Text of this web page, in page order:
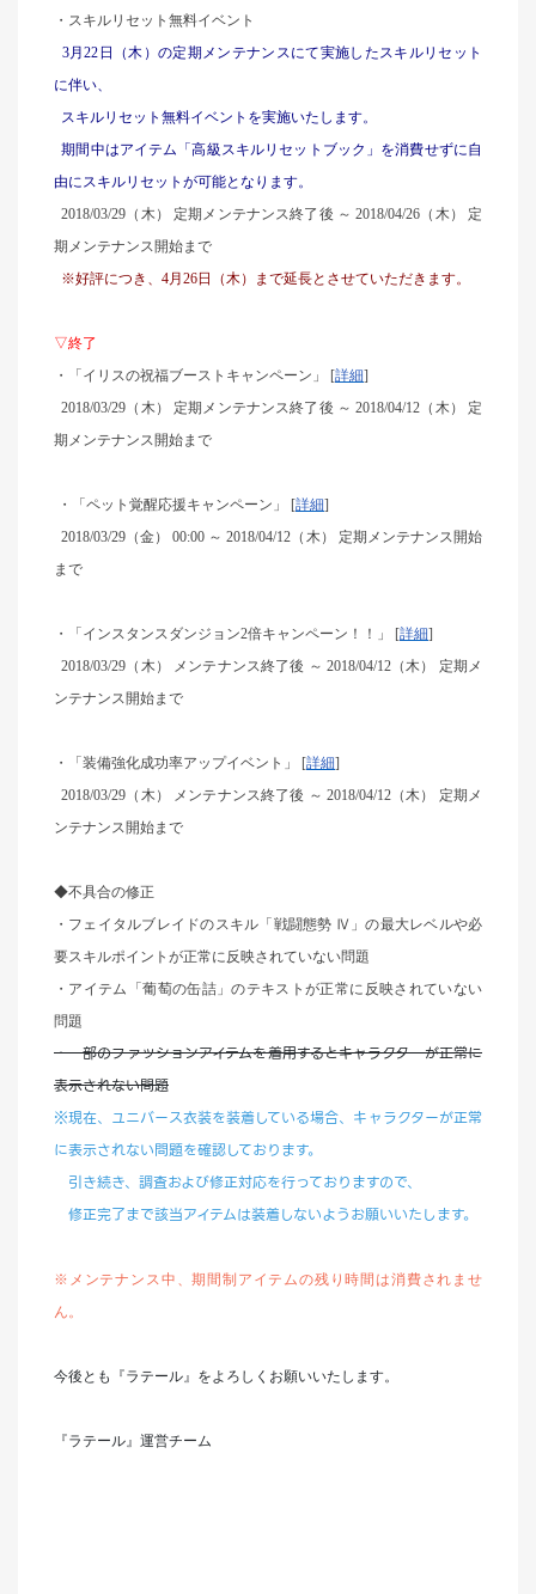
・スキルリセット無料イベント
3月22日（木）の定期メンテナンスにて実施したスキルリセット
に伴い、
スキルリセット無料イベントを実施いたします。
期間中はアイテム「高級スキルリセットブック」を消費せずに自
由にスキルリセットが可能となります。
2018/03/29 （木） 定期メンテナンス終了後 ～ 2018/04/26（木） 定
期メンテナンス開始まで
※好評につき、4月26日（木）まで延長とさせていただきます。
▽終了
・「イリスの祝福ブーストキャンペーン」 [詳細]
2018/03/29 （木） 定期メンテナンス終了後 ～ 2018/04/12（木） 定
期メンテナンス開始まで
・「ペット覚醒応援キャンペーン」 [詳細]
2018/03/29 （金） 00:00 ～ 2018/04/12（木） 定期メンテナンス開始
まで
・「インスタンスダンジョン2倍キャンペーン！！」 [詳細]
2018/03/29 （木） メンテナンス終了後 ～ 2018/04/12（木） 定期メ
ンテナンス開始まで
・「装備強化成功率アップイベント」 [詳細]
2018/03/29 （木） メンテナンス終了後 ～ 2018/04/12（木） 定期メ
ンテナンス開始まで
◆不具合の修正
・フェイタルブレイドのスキル「戦闘態勢 Ⅳ」の最大レベルや必
要スキルポイントが正常に反映されていない問題
・アイテム「葡萄の缶詰」のテキストが正常に反映されていない
問題
・一部のファッションアイテムを着用するとキャラクターが正常に
表示されない問題
※現在、ユニバース衣装を装着している場合、キャラクターが正常
に表示されない問題を確認しております。
引き続き、調査および修正対応を行っておりますので、
修正完了まで該当アイテムは装着しないようお願いいたします。
※ メンテナンス中、期間制アイテムの残り時間は消費されませ
ん。
今後とも『ラテール』をよろしくお願いいたします。
『ラテール』運営チーム